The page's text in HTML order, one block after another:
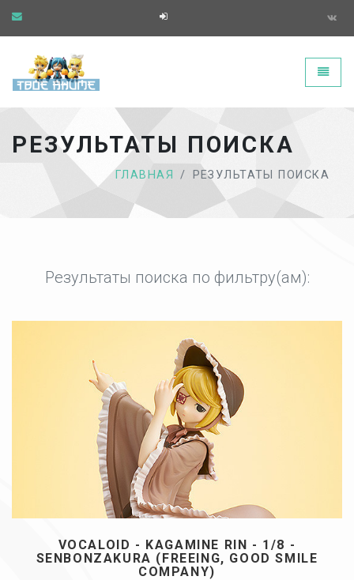
Твоё аниме - главная страница
РЕЗУЛЬТАТЫ ПОИСКА
ГЛАВНАЯ РЕЗУЛЬТАТЫ ПОИСКА
Результаты поиска по фильтру(ам):
VOCALOID - KAGAMINE RIN - 1/8 -
SENBONZAKURA (FREEING, GOOD SMILE
COMPANY)